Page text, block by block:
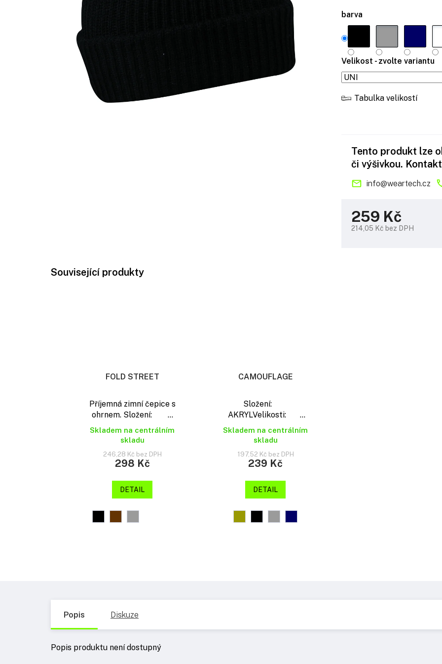
barva
Velikost - zvolte variantu
Tabulka velikostí
259 Kč
214,05 Kč bez DPH
Tento produkt lze
či výšivkou.
info@weartech.cz
Související produkty
FOLD STREET
Příjemná zimní čepice s
ohrnem. Složení: ...
Skladem na centrálním
skladu
246,28 Kč bez DPH
298 Kč
DETAIL
CAMOUFLAGE
Složení:
AKRYLVelikosti: ...
Skladem na centrálním
skladu
197,52 Kč bez DPH
239 Kč
DETAIL
Popis Diskuze
Popis produktu není dostupný